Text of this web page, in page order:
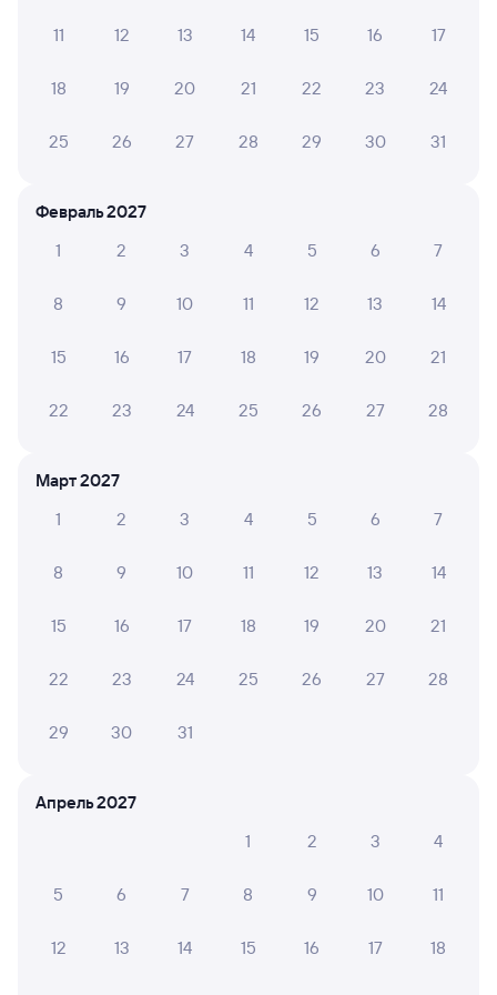
Выбор любимых мест на схемах вагонов
Подробные ответы на вопросы о поездке или
СМС-сопровождение до посадки в поезд
Оформление без регистрации на сайте
Что нужно, чтобы сесть в поезд?
10 НАТАЛЬЯ Ч.
Спасибо, хорошо и спокойно доехали. Всё
18 июня 2026 • Поезд 059Е «Тюмень»
Есть розетки у каждой шконки. Из минусов-
10 Екатерина М.
Очень удобный и комфортабельный поезд. Чистый
11 12 13 14 15 16 17
18 19 20 21 22 23 24
25 26 27 28 29 30 31
Февраль 2027
1
2 3 4 5 6 7
8 9 10 11 12 13 14
15 16 17 18 19 20 21
22 23 24 25 26 27 28
Март 2027
1
2 3 4 5 6 7
8 9 10 11 12 13 14
15 16 17 18 19 20 21
22 23 24 25 26 27 28
29 30 31
Апрель 2027
1
2 3 4
5 6 7 8 9 10 11
12 13 14 15 16 17 18